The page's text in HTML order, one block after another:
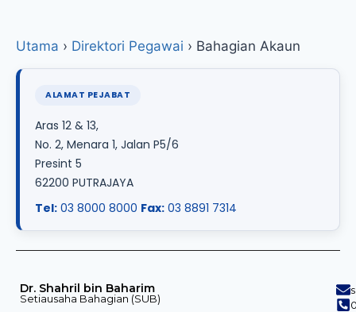
Utama › Direktori Pegawai › Bahagian Akaun
ALAMAT PEJABAT
Aras 12 & 13,
No. 2, Menara 1, Jalan P5/6
Presint 5
62200 PUTRAJAYA
Tel: 03 8000 8000 Fax: 03 8891 7314
Dr. Shahril bin Baharim
Setiausaha Bahagian (SUB)